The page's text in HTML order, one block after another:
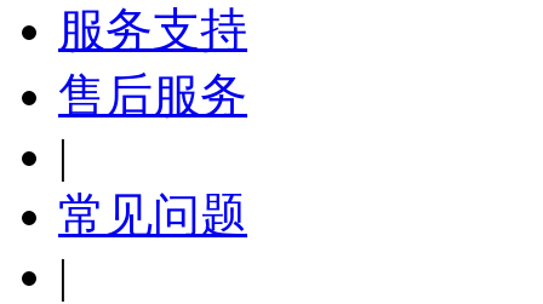
服务支持
售后服务
|
常见问题
|